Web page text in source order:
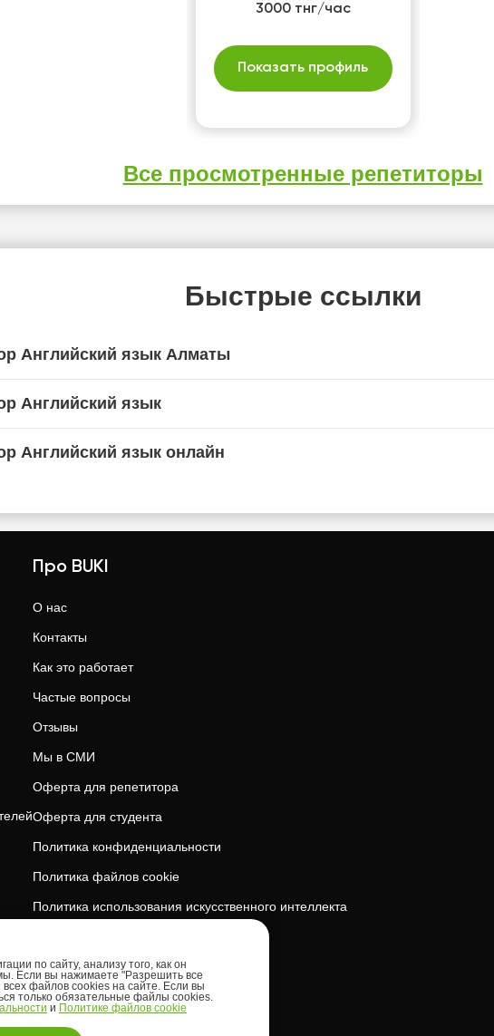
3000 тнг/час
Показать профиль
Все просмотренные репетиторы
Быстрые ссылки
Английский язык Алматы
Английский язык
Английский язык онлайн
Про BUKI
О нас
Контакты
Как это работает
Частые вопросы
Отзывы
Мы в СМИ
Оферта для репетитора
Оферта для студента
Политика конфиденциальности
Политика файлов cookie
Политика использования искусственного интеллекта
Upskills OU
по сайту, анализу того, как он
Если вы нажимаете "Разрешить все
файлов cookies на сайте. Если вы
только обязательные файлы cookies.
и Политике файлов cookie